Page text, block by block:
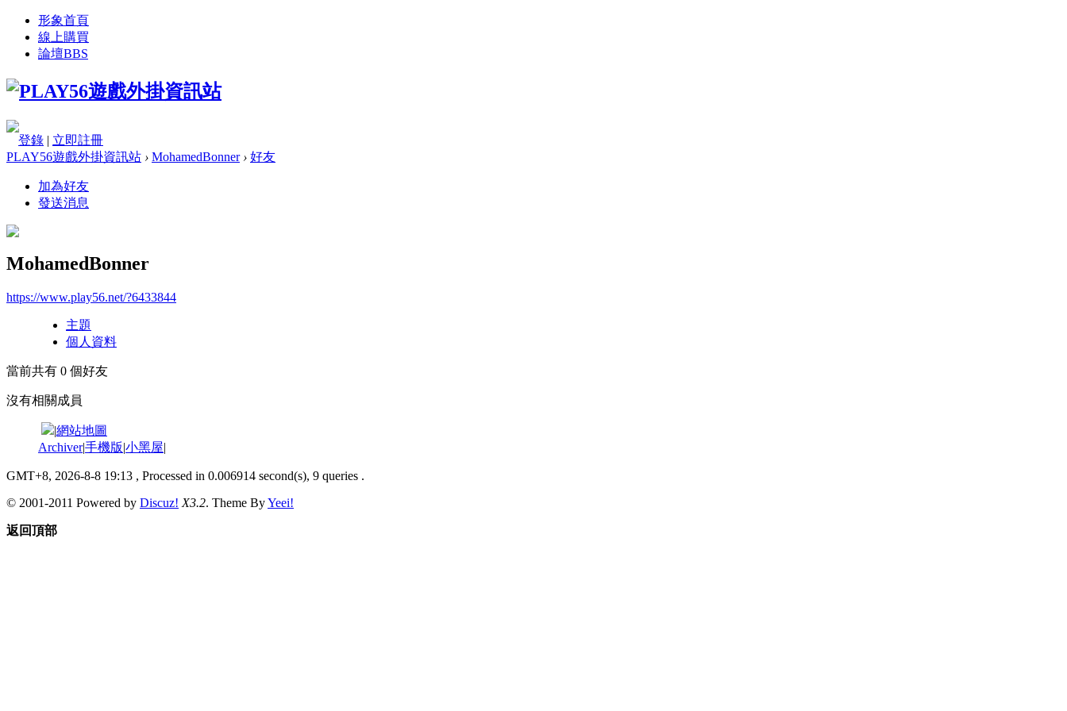
形象首頁
線上購買
論壇BBS
登錄 | 立即註冊
PLAY56遊戲外掛資訊站 › MohamedBonner › 好友
加為好友
發送消息
MohamedBonner
https://www.play56.net/?6433844
主題
個人資料
當前共有 0 個好友
沒有相關成員
|網站地圖
Archiver|手機版|小黑屋|
GMT+8, 2026-8-8 19:13 , Processed in 0.006914 second(s), 9 queries .
© 2001-2011 Powered by Discuz! X3.2. Theme ByYeei!
返回頂部